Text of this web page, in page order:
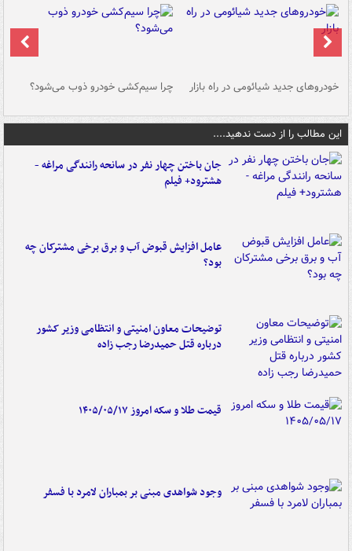
خودروهای جدید شیائومی در راه بازار چرا سیم‌کشی خودرو ذوب می‌شود؟
این مطالب را از دست ندهید....
جان باختن چهار نفر در سانحه رانندگی مراغه -
هشترود+ فیلم
عامل افزایش قبوض آب و برق برخی مشترکان چه
بود؟
توضیحات معاون امنیتی و انتظامی وزیر کشور
درباره قتل حمیدرضا رجب زاده
قیمت طلا و سکه امروز ۱۴۰۵/۰۵/۱۷
وجود شواهدی مبنی بر بمباران لامرد با فسفر